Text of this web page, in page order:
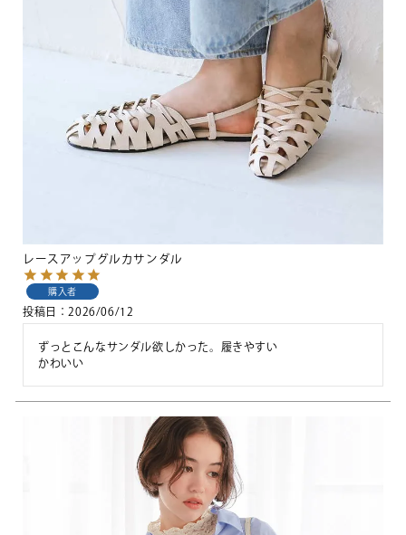
レースアップグルカサンダル
購入者
投稿日 2026/06/12
ずっとこんなサンダル欲しかった。履きやすい
かわいい